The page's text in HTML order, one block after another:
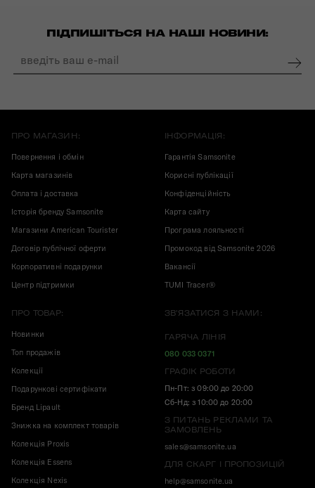
ПІДПИШІТЬСЯ НА НАШІ НОВИНИ:
ПРО МАГАЗИН:
Повернення і обмін
Карта магазинів
Оплата і доставка
Історія бренду Samsonite
Магазини American Tourister
Договір публічної оферти
Корпоративні подарунки
Центр підтримки
ІНФОРМАЦІЯ:
Гарантія Samsonite
Корисні публікації
Конфіденційність
Карта сайту
Програма лояльності
Промокод від Samsonite 2026
Вакансії
TUMI Tracer®
ПРО ТОВАР:
Новинки
Топ продажів
Колекції
Подарункові сертифікати
Бренд Lipault
Знижка на комплект товарів
Колекція Proxis
Колекція Essens
Колекція Nexis
ЗВ'ЯЗАТИСЯ З НАМИ:
ГАРЯЧА ЛІНІЯ
080 033 0371
ГРАФІК РОБОТИ
Пн-Пт: з 09:00 до 20:00
Сб-Нд: з 10:00 до 20:00
З ПИТАНЬ РЕКЛАМИ ТА
ЗАМОВЛЕНЬ
sales@samsonite.ua
ДЛЯ СКАРГ І ПРОПОЗИЦІЙ
help@samsonite.ua